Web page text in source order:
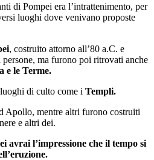
di Pompei era l’intrattenimento, per
luoghi dove venivano proposte
, costruito attorno all’80 a.C. e
ma furono poi ritrovati anche
e le Terme.
di culto come i Templi.
Apollo, mentre altri furono costruiti
e altri dei.
avrai l’impressione che il tempo si